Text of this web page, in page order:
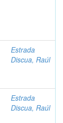
Estrada
Discua, Raúl
Estrada
Discua, Raúl